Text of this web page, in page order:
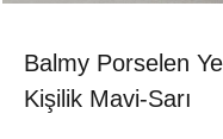
Balmy Porselen
Kişilik Mavi-Sarı